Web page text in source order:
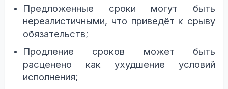
Предложенные сроки могут быть
нереалистичными, что приведёт к срыву
обязательств;
Продление сроков может быть
расценено как ухудшение условий
исполнения;